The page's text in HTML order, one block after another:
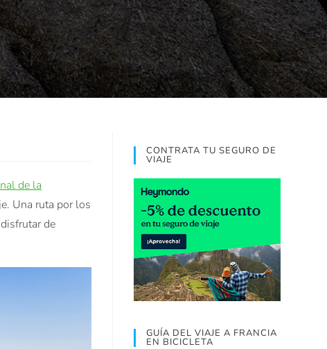
de la
Una ruta por los
de
CONTRATA TU SEGURO DE
VIAJE
GUÍA DEL VIAJE A FRANCIA
EN BICICLETA